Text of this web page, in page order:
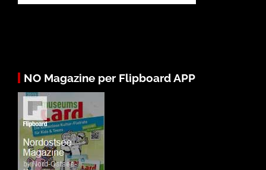
NO Magazine per Flipboard APP